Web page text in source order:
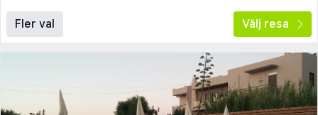
Fler val Välj resa